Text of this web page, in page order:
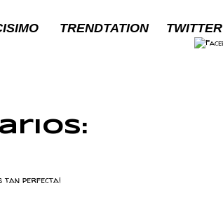
TRENDTATION TWITTER
tan perfecta!